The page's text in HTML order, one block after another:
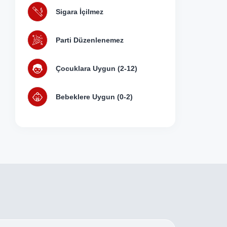
yapmak olur. Kahvaltınızı mutfağınızda kendi
Sabahın erken saatlerinde Çalış Plajı'nda sakin
sonra, Fethiye'nin merkezine kısa bir gezi düzenleyerek
ziyaret edebilirsiniz. Akşamüstü, apartınıza dönüp eşsiz
17, tatilinizin her anını dolu dolu yaşamanız için size
Sigara İçilmez
Parti Düzenlenemez
Çocuklara Uygun (2-12)
Bebeklere Uygun (0-2)